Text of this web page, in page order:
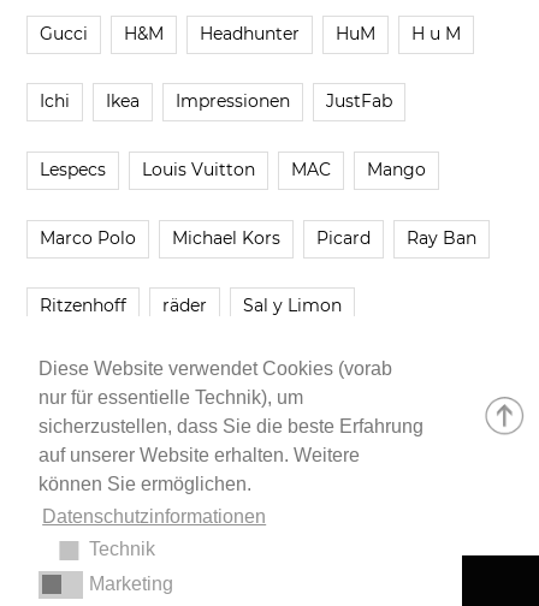
Diese Website verwendet Cookies (vorab
nur für essentielle Technik), um
sicherzustellen, dass Sie die beste Erfahrung
auf unserer Website erhalten. Weitere
können Sie ermöglichen.
Datenschutzinformationen
Technik
Marketing
Gucci H&M Headhunter HuM H u M
Ichi Ikea Impressionen JustFab
Lespecs Louis Vuitton MAC Mango
Marco Polo Michael Kors Picard Ray Ban
Ritzenhoff räder Sal y Limon
Smartbuyglasses smash! Steve Madden
Younique Zara
Impressum